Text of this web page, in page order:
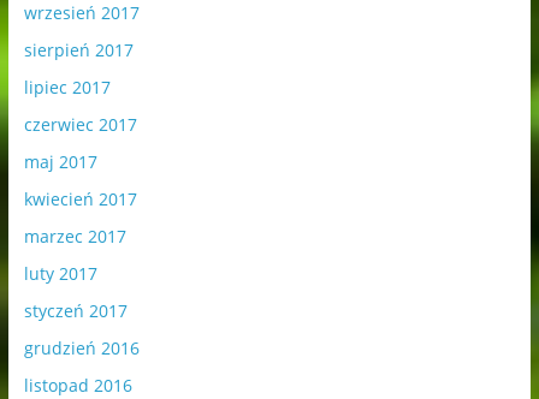
wrzesień 2017
sierpień 2017
lipiec 2017
czerwiec 2017
maj 2017
kwiecień 2017
marzec 2017
luty 2017
styczeń 2017
grudzień 2016
listopad 2016